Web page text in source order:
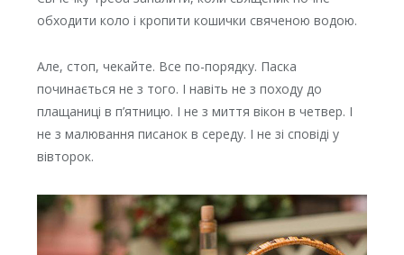
обходити коло і кропити кошички свяченою водою.
Але, стоп, чекайте. Все по-порядку. Паска
починається не з того. І навіть не з походу до
плащаниці в п’ятницю. І не з миття вікон в четвер. І
не з малювання писанок в середу. І не зі сповіді у
вівторок.